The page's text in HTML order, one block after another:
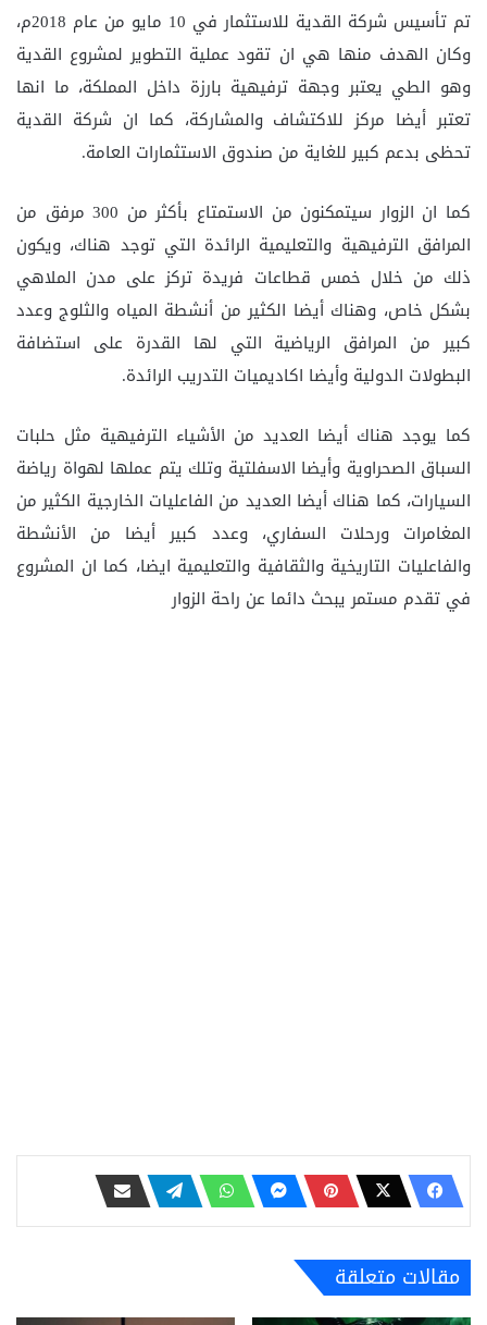
تم تأسيس شركة القدية للاستثمار في 10 مايو من عام 2018م،
وكان الهدف منها هي ان تقود عملية التطوير لمشروع القدية
وهو الطي يعتبر وجهة ترفيهية بارزة داخل المملكة، ما انها
تعتبر أيضا مركز للاكتشاف والمشاركة، كما ان شركة القدية
تحظى بدعم كبير للغاية من صندوق الاستثمارات العامة.
كما ان الزوار سيتمكنون من الاستمتاع بأكثر من 300 مرفق من
المرافق الترفيهية والتعليمية الرائدة التي توجد هناك، ويكون
ذلك من خلال خمس قطاعات فريدة تركز على مدن الملاهي
بشكل خاص، وهناك أيضا الكثير من أنشطة المياه والثلوج وعدد
كبير من المرافق الرياضية التي لها القدرة على استضافة
البطولات الدولية وأيضا اكاديميات التدريب الرائدة.
كما يوجد هناك أيضا العديد من الأشياء الترفيهية مثل حلبات
السباق الصحراوية وأيضا الاسفلتية وتلك يتم عملها لهواة رياضة
السيارات، كما هناك أيضا العديد من الفاعليات الخارجية الكثير من
المغامرات ورحلات السفاري، وعدد كبير أيضا من الأنشطة
والفاعليات التاريخية والثقافية والتعليمية ايضا، كما ان المشروع
في تقدم مستمر يبحث دائما عن راحة الزوار
مقالات متعلقة